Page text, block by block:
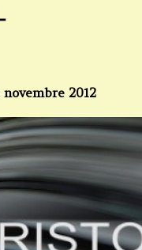
novembre 2012